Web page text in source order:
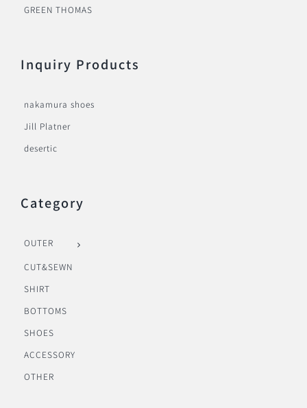
GREEN THOMAS
Inquiry Products
nakamura shoes
Jill Platner
desertic
Category
OUTER
CUT&SEWN
SHIRT
BOTTOMS
SHOES
ACCESSORY
OTHER